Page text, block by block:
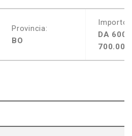
Provincia:
BO
Importo:
DA
700.000